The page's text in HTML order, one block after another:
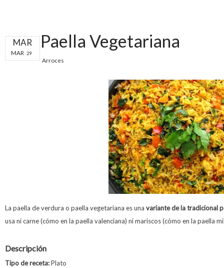
MAR
MAR 29
Paella Vegetariana
Arroces
La paella de verdura o paella vegetariana es una variante de la tradicional
usa ni carne (cómo en la paella valenciana) ni mariscos (cómo en la paella
Descripción
Tipo de receta:Plato